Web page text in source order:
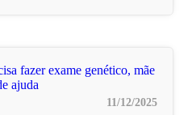
11/12/2025